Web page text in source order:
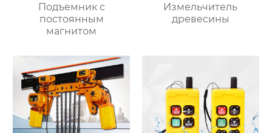
Подъемник с
постоянным
магнитом
Измельчитель
древесины